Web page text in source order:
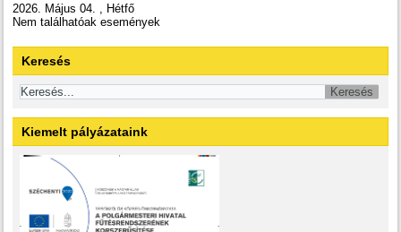
2026. Május 04. , Hétfő
Nem találhatóak események
Keresés
Kiemelt pályázataink